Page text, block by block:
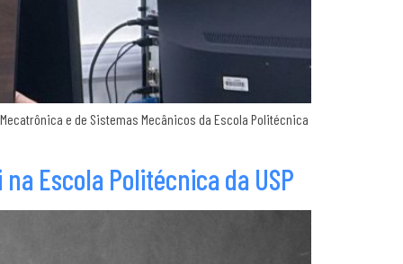
e de Sistemas Mecânicos da Escola Politécnica
Escola Politécnica da USP